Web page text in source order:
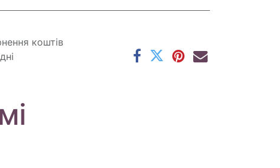
коштів